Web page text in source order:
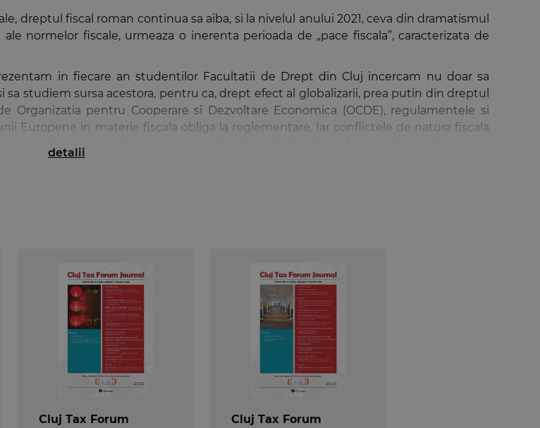
dreptul fiscal roman continua sa aiba, si la nivelul anului 2021, ceva din dramatismul
normelor fiscale, urmeaza o inerenta perioada de „pace fiscala”, caracterizata de
in fiecare an studentilor Facultatii de Drept din Cluj incercam nu doar sa
studiem sursa acestora, pentru ca, drept efect al globalizarii, prea putin din dreptul
Organizatia pentru Cooperare si Dezvoltare Economica (OCDE), regulamentele si
Europene in materie fiscala obliga la reglementare. Iar conflictele de natura fiscala
se adapteaza celor europene ori functionarii fiscului refuza sa faca aplicarea cu
treptata a Guvernului la impozitarea „clasica” a profitului societatilor.
detalii
Cluj Tax Forum
Cluj Tax Forum